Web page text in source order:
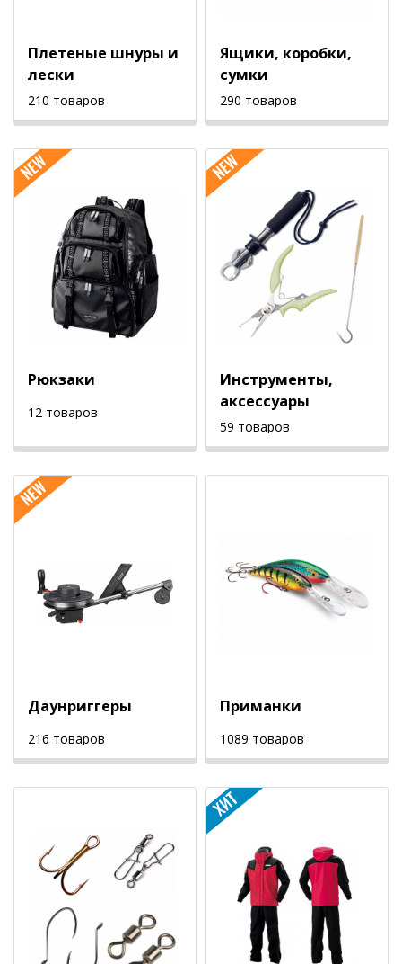
Плетеные шнуры и
лески
210 товаров
Ящики, коробки,
сумки
290 товаров
Рюкзаки
12 товаров
Инструменты,
аксессуары
59 товаров
Даунpиггеры
216 товаров
Приманки
1089 товаров